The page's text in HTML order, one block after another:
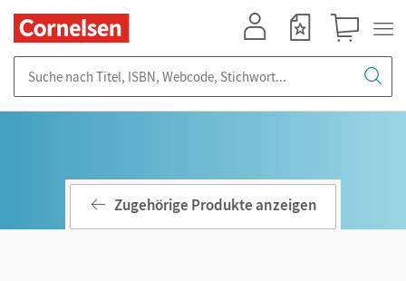
Zugehörige Produkte anzeigen